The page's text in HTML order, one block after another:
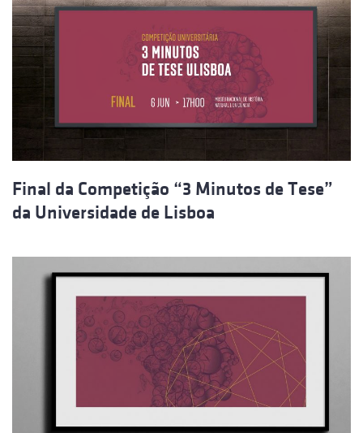
Final da Competição “3 Minutos de Tese”
da Universidade de Lisboa